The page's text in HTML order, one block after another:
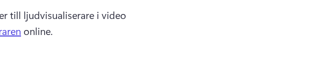
till ljudvisualiserare i video
online.